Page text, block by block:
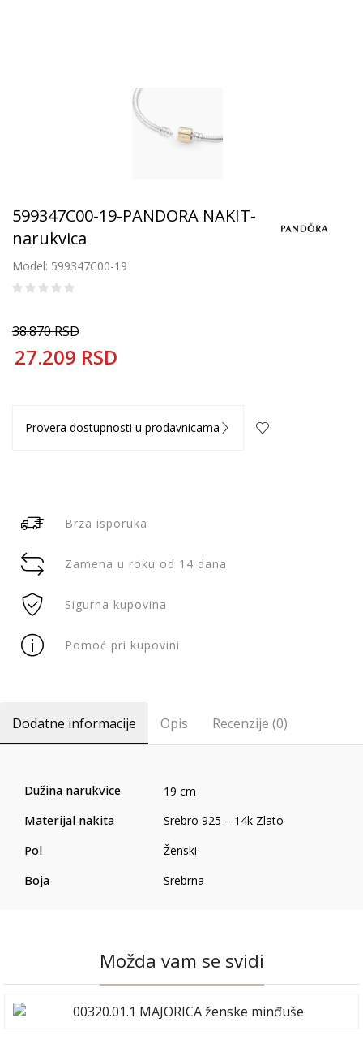
599347C00-19-PANDORA NAKIT-
narukvica
Model: 599347C00-19
38.870RSD
27.209 RSD
Provera dostupnosti u prodavnicama
Brza isporuka
Zamena u roku od 14 dana
Sigurna kupovina
Pomoć pri kupovini
Dodatne informacije Opis Recenzije (0)
Dužina narukvice 19 cm
Materijal nakita Srebro 925 – 14k Zlato
Pol Ženski
Boja Srebrna
Možda vam se svidi